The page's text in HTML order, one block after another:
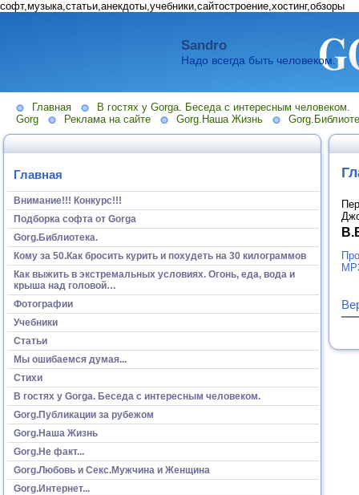
софт,музыка,статьи,анекдоты,учебники,сайтостроение,хостинг,обзоры
Sandro
Надо всегда быть человеком.
Главная
В гостях у Gorga. Беседа с интересным человеком.
Gorg
Реклама на сайте Gorg.Наша Жизнь
Главная
Внимание!!! Конкурс!!!
Подборка софта от Gorga
Gorg.Библиотека.
Кому за 50.Как бросить курить и похудеть на 30 килограммов
Как выжить в экстремальных условиях. Огонь, еда, вода и
крыша над головой…
Фотографии
Учебники
Статьи
Мы ошибаемся думая...
Стихи
В гостях у Gorga. Беседа с интересным человеком.
Gorg.Публикации за рубежом
Gorg.Наша Жизнь
Gorg.Не факт...
Gorg.Любовь и Секс.Мужчина и Женщина
Gorg.Интернет...